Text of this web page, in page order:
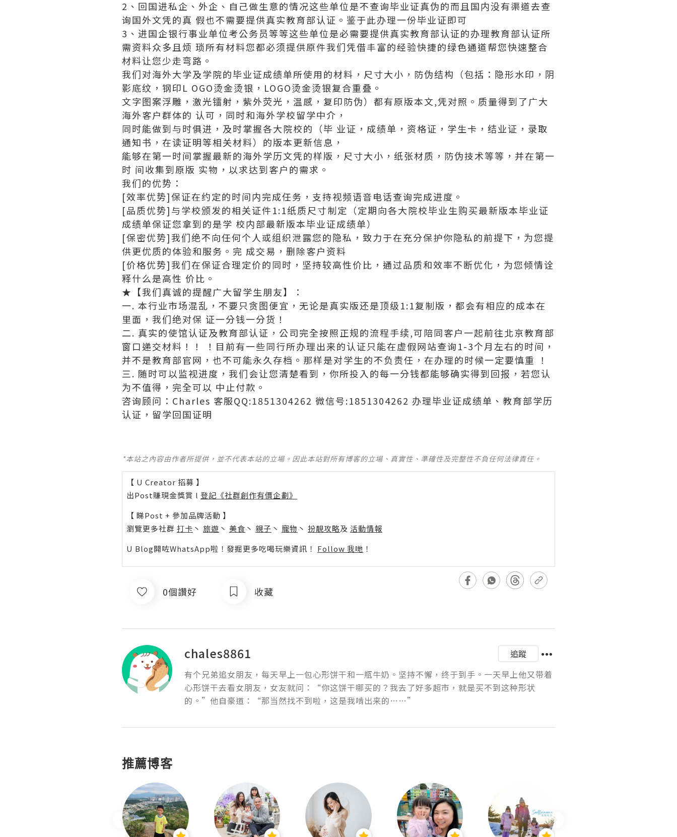
2、回国进私企、外企、自己做生意的情况这些单位是不查询毕业证真伪的而且国内没有渠道去查
询国外文凭的真 假也不需要提供真实教育部认证。鉴于此办理一份毕业证即可
3、进国企银行事业单位考公务员等等这些单位是必需要提供真实教育部认证的办理教育部认证所
需资料众多且烦 琐所有材料您都必须提供原件我们凭借丰富的经验快捷的绿色通道帮您快速整合
材料让您少走弯路。
我们对海外大学及学院的毕业证成绩单所使用的材料，尺寸大小，防伪结构（包括：隐形水印，阴
影底纹，钢印L OGO烫金烫银，LOGO烫金烫银复合重叠。
文字图案浮雕，激光镭射，紫外荧光，温感，复印防伪）都有原版本文,凭对照。质量得到了广大
海外客户群体的 认可，同时和海外学校留学中介，
同时能做到与时俱进，及时掌握各大院校的（毕 业证，成绩单，资格证，学生卡，结业证，录取
通知书，在读证明等相关材料）的版本更新信息，
能够在第一时间掌握最新的海外学历文凭的样版，尺寸大小，纸张材质，防伪技术等等，并在第一
时 间收集到原版 实物，以求达到客户的需求。
我们的优势：
[效率优势]保证在约定的时间内完成任务，支持视频语音电话查询完成进度。
[品质优势]与学校颁发的相关证件1:1纸质尺寸制定（定期向各大院校毕业生购买最新版本毕业证
成绩单保证您拿到的是学 校内部最新版本毕业证成绩单）
[保密优势]我们绝不向任何个人或组织泄露您的隐私，致力于在充分保护你隐私的前提下，为您提
供更优质的体验和服务。完 成交易，删除客户资料
[价格优势]我们在保证合理定价的同时，坚持较高性价比，通过品质和效率不断优化，为您倾情诠
释什么是高性 价比。
★【我们真诚的提醒广大留学生朋友】：
一. 本行业市场混乱，不要只贪图便宜，无论是真实版还是顶级1:1复制版，都会有相应的成本在
里面，我们绝对保 证一分钱一分货！
二. 真实的使馆认证及教育部认证，公司完全按照正规的流程手续,可陪同客户一起前往北京教育部
窗口递交材料！！ ！目前有一些同行所办理出来的认证只能在虚假网站查询1-3个月左右的时间，
并不是教育部官网，也不可能永久存档。那样是对学生的不负责任，在办理的时候一定要慎重 ！
三. 随时可以监视进度，我们会让您清楚看到，你所投入的每一分钱都能够确实得到回报，若您认
为不值得，完全可以 中止付款。
咨询顾问：Charles 客服QQ:1851304262 微信号:1851304262 办理毕业证成绩单、教育部学历
认证，留学回国证明
*本站之內容由作者所提供，並不代表本站的立場。因此本站對所有博客的立場、真實性、準確性及完整性不負任何法律責任。
【 U Creator 招募 】
出Post賺現金獎賞 l 登記《社群創作有價企劃》
【 睇Post + 參加品牌活動 】
瀏覽更多社群 打卡 丶 旅遊 丶 美食 丶 親子 丶 寵物 丶 扮靚攻略及 活動情報
U Blog開咗WhatsApp啦！發掘更多吃喝玩樂資訊！ Follow 我哋 ！
0個讚好 收藏
chales8861
追蹤
有个兄弟追女朋友，每天早上一包心形饼干和一瓶牛奶。坚持不懈，终于到手。一天早上他又带着
心形饼干去看女朋友，女友就问：“你这饼干哪买的？我去了好多超市，就是买不到这种形状
的。”他自豪道：“那当然找不到啦，这是我啃出来的……”
推薦博客